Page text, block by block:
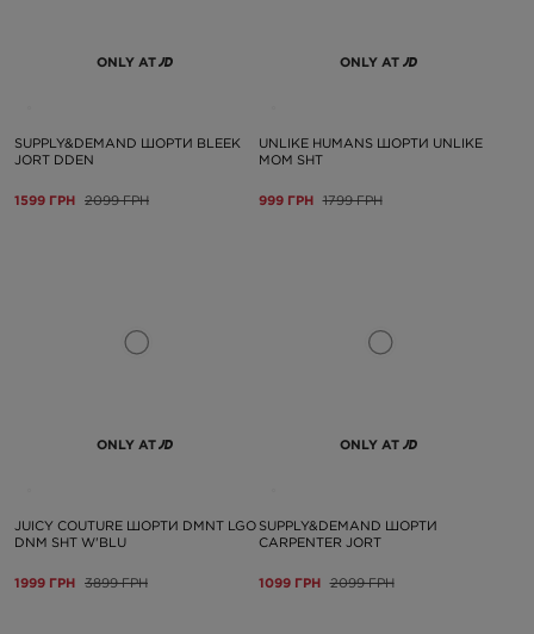
ONLY AT
SUPPLY&DEMAND ШОРТИ BLEEK
JORT DDEN
1599 ГРН 2099 ГРН
ONLY AT
UNLIKE HUMANS ШОРТИ UNLIKE
MOM SHT
999 ГРН 1799 ГРН
ONLY AT
JUICY COUTURE ШОРТИ DMNT LGO
DNM SHT W'BLU
1999 ГРН 3899 ГРН
ONLY AT
SUPPLY&DEMAND ШОРТИ
CARPENTER JORT
1099 ГРН 2099 ГРН